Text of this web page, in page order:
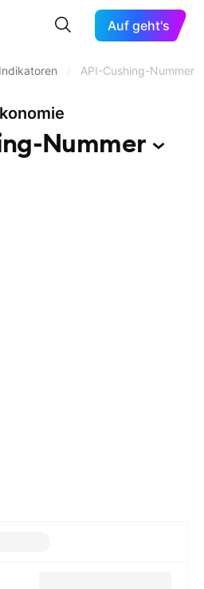
Auf geht's
Indikatoren API-Cushing-Nummer
Nummer